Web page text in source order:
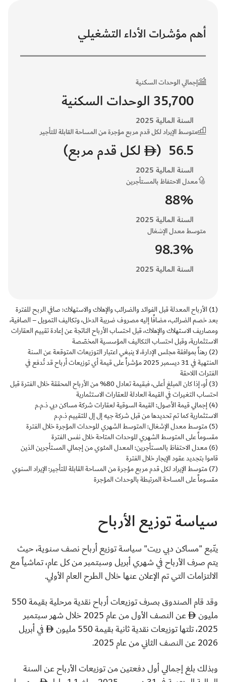
أهم مؤشرات الأداء التشغيلي
إجمالي الوحدات السكنية
35,700 الوحدات السكنية
السنة المالية 2025
متوسط الإيراد لكل قدم مربع مؤجرة من المساحة القابلة للتأجير
56.5 ( لكل قدم مربع)
السنة المالية 2025
معدل الاحتفاظ بالمستأجرين
88%
السنة المالية 2025
متوسط معدل الإشغال
98.3%
السنة المالية 2025
(1) الأرباح المعدلة قبل الفوائد والضرائب والإهلاك والاستهلاك: صافي الربح للفترة
بعد خصم الضرائب، مضافًا إليه مصروف ضريبة الدخل، وتكاليف التمويل – الصافية،
ومصاريف الاستهلاك والإهلاك، قبل احتساب الأرباح الناتجة عن إعادة تقييم العقارات
الاستثمارية، وقبل احتساب التكاليف المؤسسية المخصّصة
(2) رهناً بموافقة مجلس الإدارة، لا ينبغي اعتبار التوزيعات المتوقعة عن السنة
المنتهية في 31 ديسمبر 2025 مؤشراً على قيمة أي توزيعات أرباح قد تُدفع في
الفترات اللاحقة
(3) أو، إذا كان المبلغ أعلى، فبقيمة تعادل 80% من الأرباح المحققة خلال الفترة قبل
احتساب التغيرات في القيمة العادلة للعقارات الاستثمارية
(4) إجمالي قيمة الأصول: القيمة السوقية لعقارات شركة مساكن دبي ذ.م.م
الاستثمارية كما تم تحديدها من قبل شركة جيه إل إل للتقييم ذ.م.م
(5) متوسط معدل الإشغال: المتوسط الشهري للوحدات المؤجرة خلال الفترة
مقسوماً على المتوسط الشهري للوحدات المتاحة خلال نفس الفترة
(6) معدل الاحتفاظ بالمستأجرين: المعدل المئوي من إجمالي المستأجرين الذين
قاموا بتجديد عقود الإيجار خلال الفترة
(7) متوسط الإيراد لكل قدم مربع مؤجرة من المساحة القابلة للتأجير: الإيراد السنوي
مقسوماً على المساحة المرتبطة بالوحدات المؤجرة
سياسة توزيع الأرباح
يتّبع "مساكن دبي ريت" سياسة توزيع أرباح نصف سنوية، حيث
يتم صرف الأرباح في شهري أبريل وسبتمبر من كل عام، تماشياً مع
الالتزامات التي تم الإعلان عنها خلال الطرح العام الأولي.
وقد قام الصندوق بصرف توزيعات أرباح نقدية مرحلية بقيمة 550
مليون
عن النصف الأول من عام 2025 خلال شهر سبتمبر
2025، تلتها توزيعات نقدية ثانية بقيمة 550 مليون
في أبريل
2026 عن النصف الثاني من عام 2025.
وبذلك بلغ إجمالي أول دفعتين من توزيعات الأرباح عن السنة